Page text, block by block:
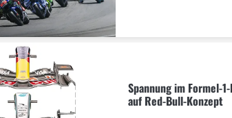
Spannung im Formel-
auf Red-Bull-Konzept